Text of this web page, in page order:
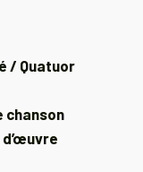
/ Quatuor
chanson